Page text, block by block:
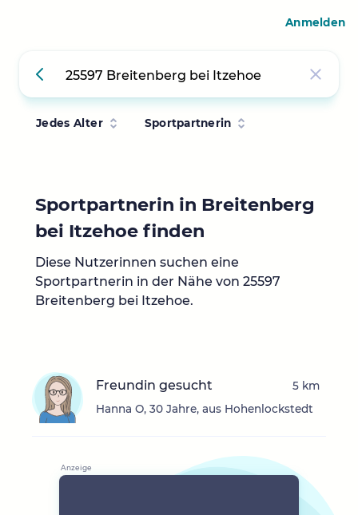
Jedes Alter Sportpartnerin
Sportpartnerin in Breitenberg
bei Itzehoe finden
Diese Nutzerinnen suchen eine
Sportpartnerin in der Nähe von 25597
Breitenberg bei Itzehoe.
Freundin gesucht
Hanna O, 30 Jahre, aus Hohenlockstedt
5 km
Anmelden